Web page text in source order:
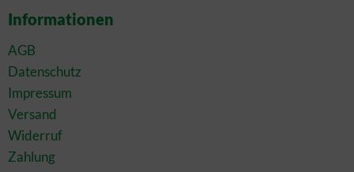
Informationen
AGB
Datenschutz
Impressum
Versand
Widerruf
Zahlung